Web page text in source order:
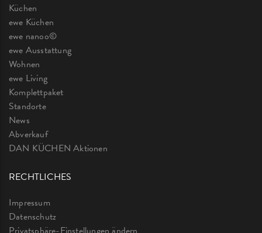
Küchen
ewe Küchen
ewe nanoo©
ewe Ausstattung
Wohnen
ewe Living
Komplettpaket
Standorte
News
Abverkauf
DAN KÜCHEN Aktionen
RECHTLICHES
Impressum
Datenschutz